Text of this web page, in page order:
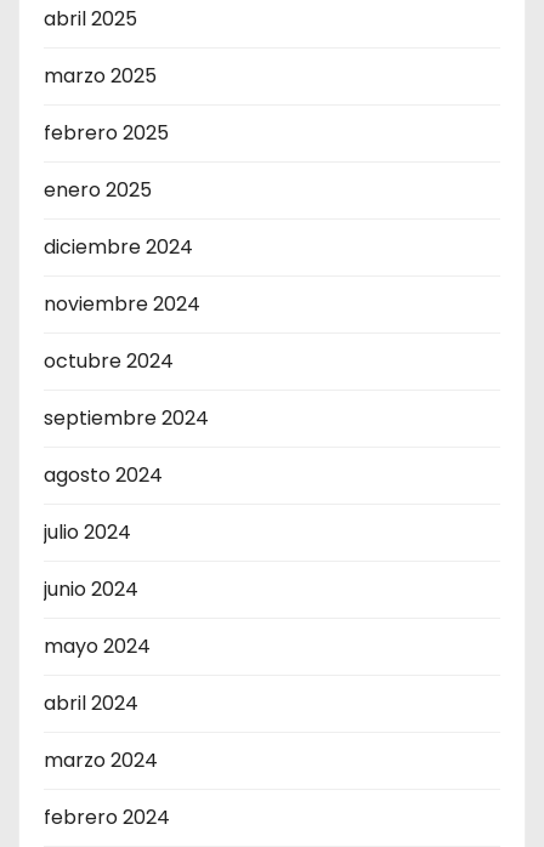
abril 2025
marzo 2025
febrero 2025
enero 2025
diciembre 2024
noviembre 2024
octubre 2024
septiembre 2024
agosto 2024
julio 2024
junio 2024
mayo 2024
abril 2024
marzo 2024
febrero 2024